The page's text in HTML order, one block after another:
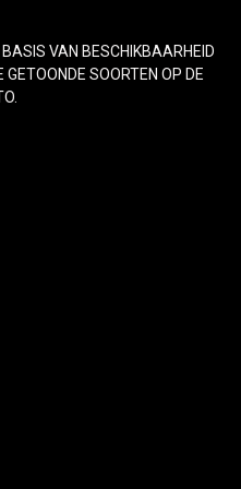
VAN BESCHIKBAARHEID
GETOONDE SOORTEN OP DE